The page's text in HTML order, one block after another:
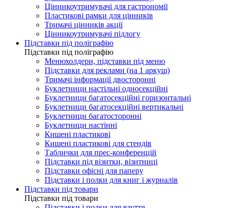
Цінникоутримувачі для гастрономії
Пластикові рамки для цінників
Тримачі цінників акції
Цінникоутримувачі підлогу
Підставки під поліграфію
Підставки під поліграфію
Менюхолдери, підставки під меню
Підставки для реклами (на 1 аркуш)
Тримачі інформації двосторонні
Буклетници настільні односекційні
Буклетници багатосекційні горизонтальні
Буклетници багатосекційні вертикальні
Буклетници багатосторонні
Буклетници настінні
Кишені пластикові
Кишені пластикові для стендів
Таблички для прес-конференцій
Підставки під візитки, візитниці
Підставки офісні для паперу
Підставки і полки для книг і журналів
Підставки під товари
Підставки під товари